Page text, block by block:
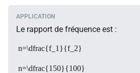
Le rapport de fréquence est :
n=\dfrac{f_1}{f_2}
n=\dfrac{150}{100}